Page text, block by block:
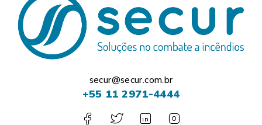
secur@secur.com.br
+55 11 2971-4444